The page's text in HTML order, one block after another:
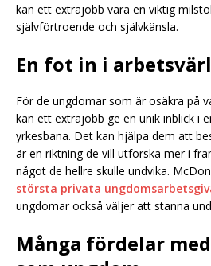
kan ett extrajobb vara en viktig
självförtroende och självkänsla.
En fot in i
För de ungdomar som är osäkra på
kan ett extrajobb ge en unik inblick i
yrkesbana. Det kan hjälpa dem att
är en riktning de vill utforska mer i
något de hellre skulle undvika.
största privata
ungdomar också väljer att stanna
Många fördelar